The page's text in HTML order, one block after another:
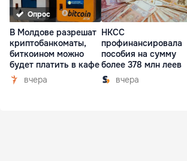
Опрос
В Молдове разрешат
криптобанкоматы,
биткоином можно
будет платить в кафе
вчера
НКСС
профинансировала
пособия на сумму
более 378 млн леев
вчера